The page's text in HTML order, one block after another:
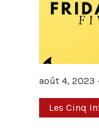
août 4, 2023
Les Cinq